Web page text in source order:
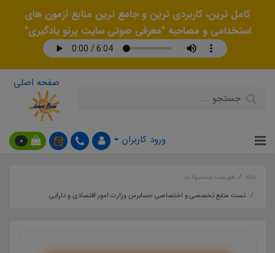
کامل ترین، کاربردی ترین و جامع ترین منابع آزمون های
استخدامی و مصاحبه "معرفی صوتی سایت پرتو یادگیری"
صفحه اصلی
ورود کاربران 0
خانه
فهرست محصولات
تست منابع تخصصی و اختصاصی حسابرس وزارت امور اقتصادی و دارایی